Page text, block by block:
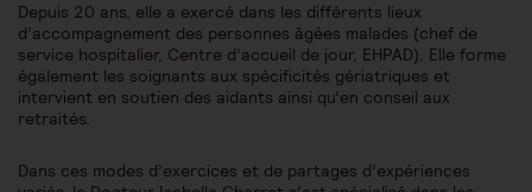
Depuis 20 ans, elle a exercé dans les différents lieux
d’accompagnement des personnes âgées malades (chef de
service hospitalier, Centre d’accueil de jour, EHPAD). Elle forme
également les soignants aux spécificités gériatriques et
intervient en soutien des aidants ainsi qu’en conseil aux
retraités.
Dans ces modes d’exercices et de partages d’expériences